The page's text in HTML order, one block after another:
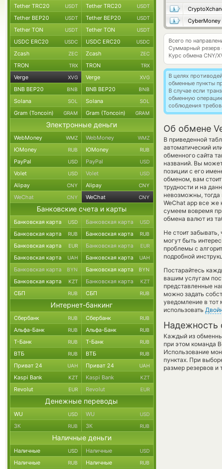
CyberMoney
Всего по
Суммарный резерв
Курс обмена CNY/
В целях
обменные пункты
В случае если
обменную
соблюдения
Об обмене
В приведенной
автоматический
обменного сайта
названий. Вы
позиции с его
обменом, вам
трудности и на
невозможны,
WeChat app все
сумеем вовремя
обмена валют из
Не стоит
могут быть
проблемы с
подробной
Постарайтесь
вашим услугам
представленные
можно задать
уведомление в тот
использовать
Надежность
Каждый из
при этом команда
Использование
пунктах. При
размер резервов и
Tether TRC20 USDT Tether TRC20 USDT
Tether BEP20 USDT Tether BEP20 USDT
Tether TON USDT Tether TON USDT
USDC ERC20 USDC USDC ERC20 USDC
Zcash ZEC Zcash ZEC
TRON TRX TRON TRX
Verge XVG Verge XVG
BNB BEP20 BNB BNB BEP20 BNB
Solana SOL Solana SOL
Gram (Toncoin) GRAM Gram (Toncoin) GRAM
Электронные деньги
WebMoney WMZ WebMoney WMZ
ЮMoney RUB ЮMoney RUB
PayPal USD PayPal USD
Volet USD Volet USD
Alipay CNY Alipay CNY
WeChat CNY WeChat CNY
Банковские счета и карты
Банковская карта USD Банковская карта USD
Банковская карта RUB Банковская карта RUB
Банковская карта EUR Банковская карта EUR
Банковская карта UAH Банковская карта UAH
Банковская карта BYN Банковская карта BYN
Банковская карта KZT Банковская карта KZT
СБП RUB СБП RUB
Интернет-банкинг
Сбербанк RUB Сбербанк RUB
Альфа-Банк RUB Альфа-Банк RUB
Т-Банк RUB Т-Банк RUB
ВТБ RUB ВТБ RUB
Приват 24 UAH Приват 24 UAH
Kaspi Bank KZT Kaspi Bank KZT
Revolut EUR Revolut EUR
Денежные переводы
WU USD WU USD
ЗК RUB ЗК RUB
Наличные деньги
Наличные USD Наличные USD
Наличные RUB Наличные RUB